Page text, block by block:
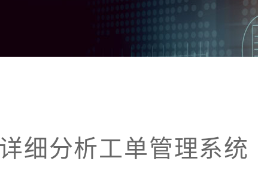
细分析工单管理系统